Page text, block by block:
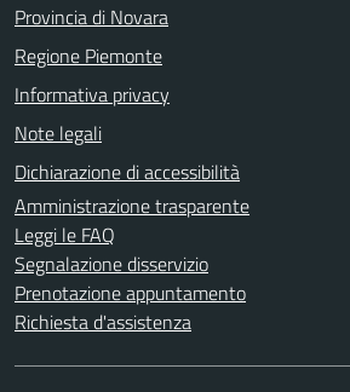
Provincia di Novara
Regione Piemonte
Informativa privacy
Note legali
Dichiarazione di accessibilità
Amministrazione trasparente
Leggi le FAQ
Segnalazione disservizio
Prenotazione appuntamento
Richiesta d'assistenza